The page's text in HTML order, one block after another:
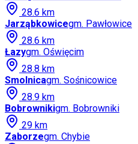
28.6 km
Jarząbkowicegm. Pawłowice
28.6 km
Łazygm. Oświęcim
28.8 km
Smolnicagm. Sośnicowice
28.9 km
Bobrownikigm. Bobrowniki
29 km
Zaborzegm. Chybie